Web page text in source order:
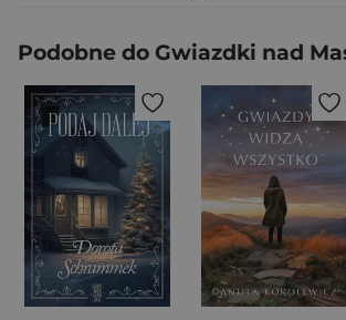
Podobne do Gwiazdki nad